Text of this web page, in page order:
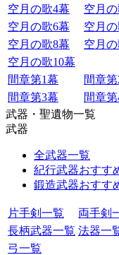
空月の歌4幕
空月
空月の歌6幕
空月
空月の歌8幕
空月
空月の歌10幕
間章第1幕
間章
間章第3幕
間章
武器・聖遺物一覧
武器
全武器一覧
紀行武器おすす
鍛造武器おすす
片手剣一覧
両手剣
長柄武器一覧 法器一
弓一覧